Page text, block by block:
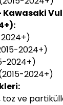
2024+)
2024+)
2024+)
toz ve